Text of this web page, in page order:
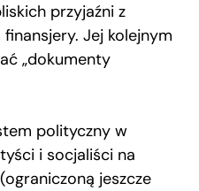
przyjaźni z
Jej kolejnym
„dokumenty
polityczny w
i socjaliści na
jeszcze